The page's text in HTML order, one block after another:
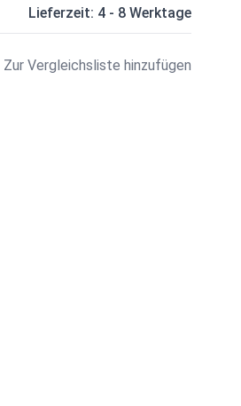
Lieferzeit: 4 - 8 Werktage
Zur Vergleichsliste hinzufügen